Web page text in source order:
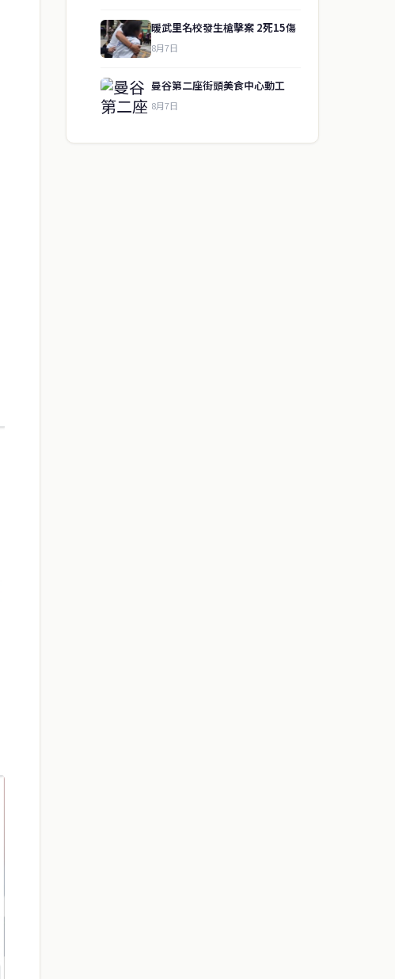
暖武里名校發生槍擊案 2死15傷
8月7日
曼谷第二座街頭美食中心動工
8月7日